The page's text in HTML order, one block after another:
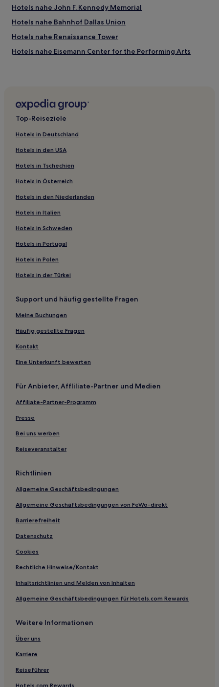
Hotels nahe John F. Kennedy Memorial
Hotels nahe Bahnhof Dallas Union
Hotels nahe Renaissance Tower
Hotels nahe Eisemann Center for the Performing Arts
Hotels nahe Straßenbahnhaltestelle Cityplace West &
Noble
Hotels nahe Mesquite Convention Center
Hotels nahe Hall of State
Hotels nahe Perot Museum of Nature and Science
Dallas County: Hotels
Turtle Creek: Hotels
Hotels nahe Gerald J. Ford Stadium
Uptown
University Park: Hotels
Hotels nahe Station Deep Ellum
Hotels nahe Dallas City Hall
Hotels nahe Old Deep Ellum Historic District
Ferienwohnungen in Dallas
Motels in Dallas
Aparthotels in Fort Worth
Haustierfreundliche in McKinney
Hotels mit Pool in Arlington
Haustierfreundliche in Arlington
Günstige in Waco
Haustierfreundliche in Waco
Business in Mineral Wells
Familien in Frisco
Günstige in Granbury
Günstige in White Settlement
Familien in Paris
Familien in Duncanville
Familien in Cleburne
Günstige in Athens
Top-Reiseziele
Hotels in Deutschland
Hotels in den USA
Hotels in Tschechien
Hotels in Österreich
Hotels in den Niederlanden
Hotels in Italien
Hotels in Schweden
Hotels in Portugal
Hotels in Polen
Hotels in der Türkei
Support und häufig gestellte Fragen
Meine Buchungen
Häufig gestellte Fragen
Kontakt
Eine Unterkunft bewerten
Für Anbieter, Affliliate-Partner und Medien
Affiliate-Partner-Programm
Presse
Bei uns werben
Reiseveranstalter
Richtlinien
Allgemeine Geschäftsbedingungen
Allgemeine Geschäftsbedingungen von FeWo-direkt
Barrierefreiheit
Datenschutz
Cookies
Rechtliche Hinweise/Kontakt
Inhaltsrichtlinien und Melden von Inhalten
Allgemeine Geschäftsbedingungen für Hotels.com Rewards
Weitere Informationen
Über uns
Karriere
Reiseführer
Hotels.com Rewards